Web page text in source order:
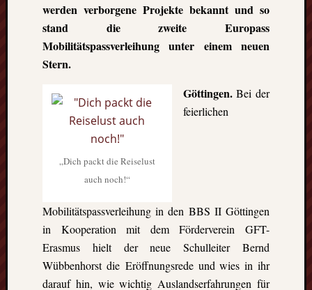
werden verborgene Projekte bekannt und so
stand die zweite Europass
Mobilitätspassverleihung unter einem neuen
Stern.
„Dich packt die Reiselust
auch noch!“
Göttingen.Bei der
feierlichen
Mobilitätspassverleihung in den BBS II Göttingen
in Kooperation mit dem Förderverein GFT-
Erasmus hielt der neue Schulleiter Bernd
Wübbenhorst die Eröffnungsrede und wies in ihr
darauf hin, wie wichtig Auslandserfahrungen für